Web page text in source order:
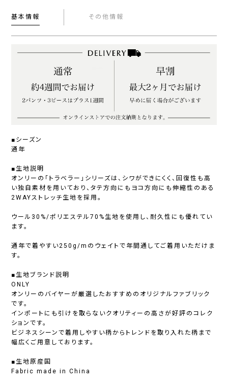
基本情報 その他情報
■シーズン
通年
■生地説明
オンリーの「トラベラー」シリーズは、シワができにくく、回復性も高
い独自素材を用いており、タテ方向にもヨコ方向にも伸縮性のある
2WAYストレッチ生地を採用。
ウール30%/ポリエステル70%生地を使用し、耐久性にも優れてい
ます。
通年で着やすい250g/mのウェイトで年間通してご着用いただけま
す。
■生地ブランド説明
ONLY
オンリーのバイヤーが厳選したおすすめのオリジナルファブリック
です。
インポートにも引けを取らないクオリティーの高さが好評のコレク
ションです。
ビジネスシーンで着用しやすい柄からトレンドを取り入れた柄まで
幅広くご用意しております。
■生地原産国
Fabric made in China